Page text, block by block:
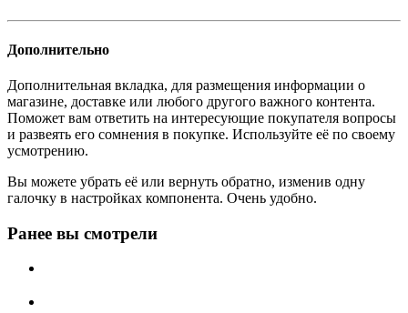
Дополнительно
Дополнительная вкладка, для размещения информации о
магазине, доставке или любого другого важного контента.
Поможет вам ответить на интересующие покупателя вопросы
и развеять его сомнения в покупке. Используйте её по своему
усмотрению.
Вы можете убрать её или вернуть обратно, изменив одну
галочку в настройках компонента. Очень удобно.
Ранее вы смотрели